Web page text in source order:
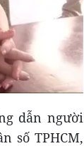
dẫn người
số TPHCM,